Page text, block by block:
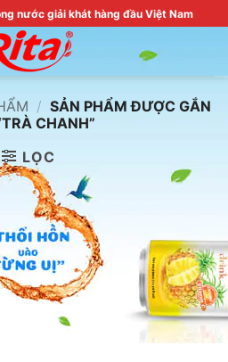
nước giải khát hàng đầu Việt Nam
/ SẢN PHẨM ĐƯỢC GẮN
CHANH”
LỌC